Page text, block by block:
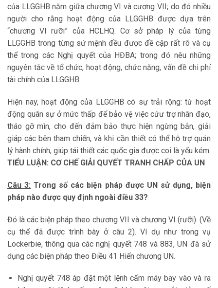
của LLGGHB nằm giữa chương VI và cương VII; do đó nhiều
người cho rằng hoạt động của LLGGHB được dựa trên
“chương VI rưỡi” của HCLHQ. Cơ sở pháp lý của từng
LLGGHB trong từng sứ mệnh đều được đề cập rất rõ và cụ
thể trong các Nghị quyết của HĐBA; trong đó nêu những
nguyên tắc về tổ chức, hoạt động, chức năng, vấn đề chi phí
tài chính của LLGGHB.
Hiện nay, hoạt động của LLGGHB có sự trải rộng: từ hoạt
động quân sự ở mức thấp để bảo vệ việc cứư trợ nhân đạo,
tháo gỡ mìn, cho đến đảm bảo thực hiện ngừng bắn, giải
giáp các bên tham chiến, và khi cần thiết có thể hỗ trợ quản
lý hành chính, giúp tái thiết các quốc gia được coi là yếu kém.
TIỂU LUẬN: CƠ CHẾ GIẢI QUYẾT TRANH CHẤP CỦA UN
Câu 3: Trong số các biện pháp được UN sử dụng, biện
pháp nào được quy định ngoài điều 33?
Đó là các biện pháp theo chương VII và chương VI (rưỡi). (Về
cụ thể đã được trình bày ở câu 2). Ví dụ như trong vụ
Lockerbie, thông qua các nghị quyết 748 và 883, UN đã sử
dụng các biện pháp theo Điều 41 Hiến chương UN.
Nghị quyết 748 áp đặt một lệnh cấm máy bay vào và ra